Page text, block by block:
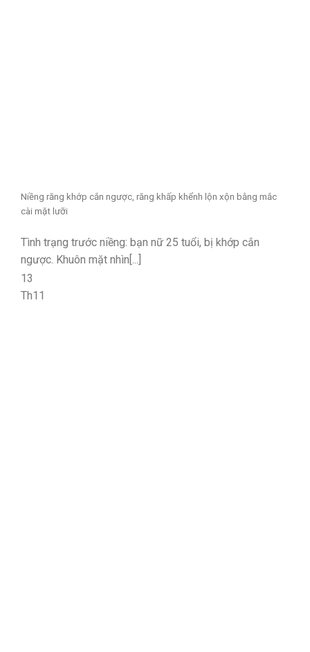
Niềng răng khớp cắn ngược, răng khấp khểnh lộn xộn bằng mắc
cài mặt lưỡi
Tình trạng trước niềng: bạn nữ 25 tuổi, bị khớp cắn
ngược. Khuôn mặt nhìn[...]
13
Th11